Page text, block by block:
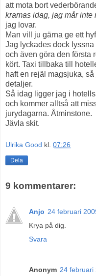
att mota bort
kramas idag, jag mår inte
jag lovar.
Man vill ju gärna ge ett
Jag lyckades dock
och även göra den första
kört. Taxi tillbaka till
haft en rejäl magsjuka,
detaljer.
Så idag ligger jag i
och kommer alltså att
jurydagarna. Åtminstone.
Jävla skit.
Ulrika Good kl. 07:26
Dela
9 kommentarer:
Anjo 24 februari
Krya på dig.
Svara
Anonym 24 februari